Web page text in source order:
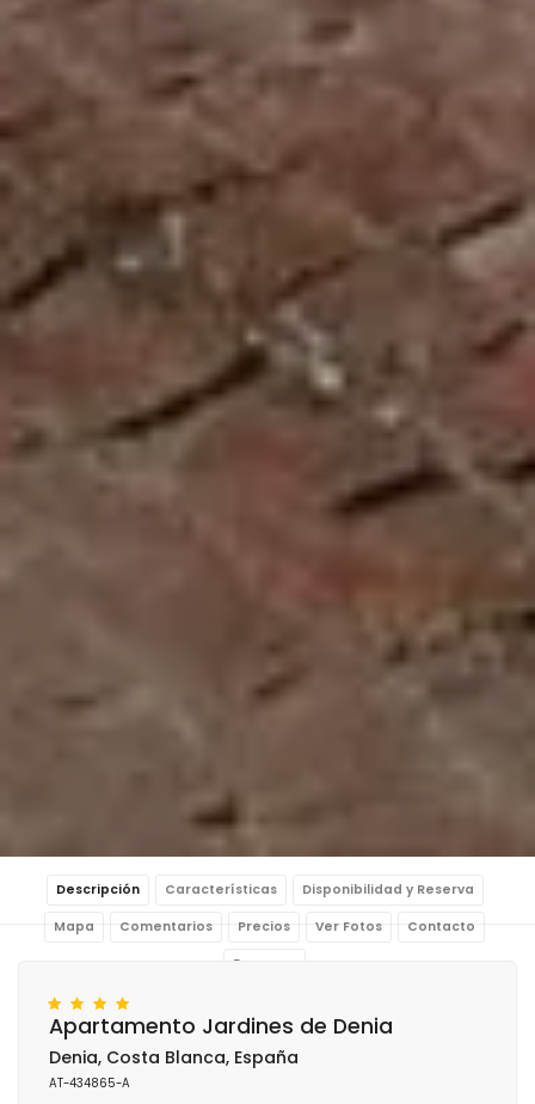
Descripción Características Disponibilidad y Reserva
Mapa Comentarios Precios Ver Fotos Contacto
Reservar
Apartamento Jardines de Denia
Denia, Costa Blanca, España
AT-434865-A